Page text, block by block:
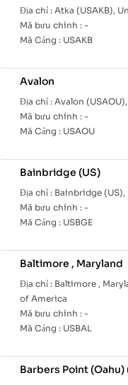
Địa chỉ : Atka (USAKB),
Mã bưu chính : -
Mã Cảng : USAKB
Avalon
Địa chỉ : Avalon
Mã bưu chính : -
Mã Cảng : USAOU
Bainbridge (US)
Địa chỉ : Bainbridge
Mã bưu chính : -
Mã Cảng : USBGE
Baltimore , Maryland
Địa chỉ : Baltimore ,
of America
Mã bưu chính : -
Mã Cảng : USBAL
Barbers Point (Oahu)